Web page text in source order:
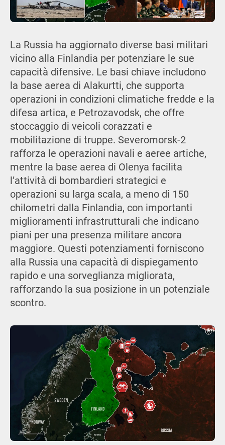
La Russia ha aggiornato diverse basi militari
vicino alla Finlandia per potenziare le sue
capacità difensive. Le basi chiave includono
la base aerea di Alakurtti, che supporta
operazioni in condizioni climatiche fredde e la
difesa artica, e Petrozavodsk, che offre
stoccaggio di veicoli corazzati e
mobilitazione di truppe. Severomorsk-2
rafforza le operazioni navali e aeree artiche,
mentre la base aerea di Olenya facilita
l’attività di bombardieri strategici e
operazioni su larga scala, a meno di 150
chilometri dalla Finlandia, con importanti
miglioramenti infrastrutturali che indicano
piani per una presenza militare ancora
maggiore. Questi potenziamenti forniscono
alla Russia una capacità di dispiegamento
rapido e una sorveglianza migliorata,
rafforzando la sua posizione in un potenziale
scontro.